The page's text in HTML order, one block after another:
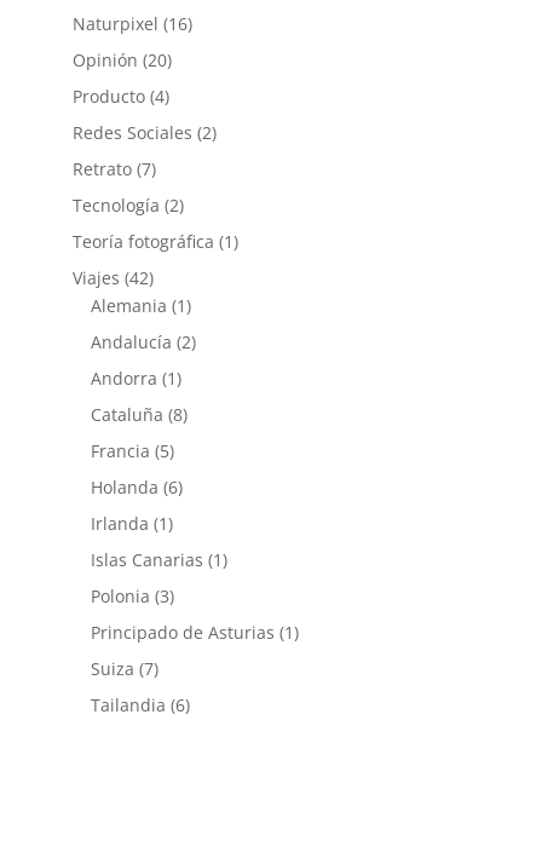
Naturpixel (16)
Opinión (20)
Producto(4)
Redes Sociales (2)
Retrato(7)
Tecnología (2)
Teoría fotográfica (1)
Viajes (42)
Alemania (1)
Andalucía (2)
Andorra (1)
Cataluña (8)
Francia (5)
Holanda (6)
Irlanda (1)
Islas Canarias (1)
Polonia (3)
Principado de Asturias (1)
Suiza (7)
Tailandia (6)